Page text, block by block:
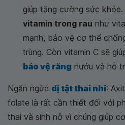
giúp tăng cường sức
vitamin trong rau như
mạnh, bảo vệ cơ thể
trùng. Còn vitamin C sẽ
bảo vệ răng nướu và hỗ
Ngăn ngừa dị tật thai nhi:
folate là rất cần thiết đối với
thai và sinh nở vì chúng giúp